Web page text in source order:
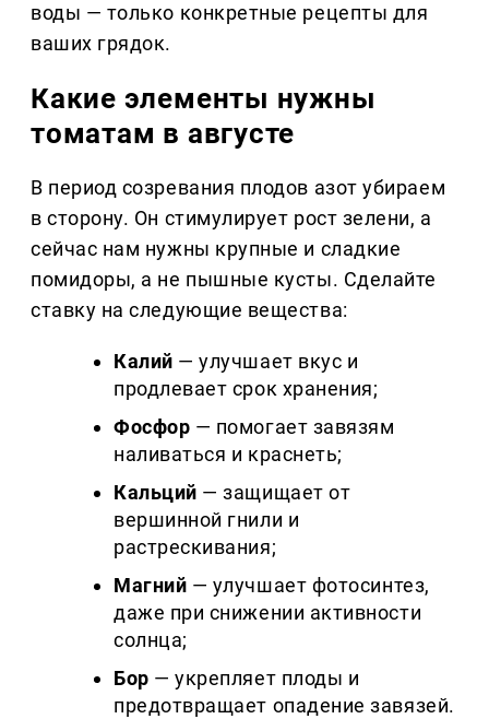
воды — только конкретные рецепты для
ваших грядок.
Какие элементы нужны
томатам в августе
В период созревания плодов азот убираем
в сторону. Он стимулирует рост зелени, а
сейчас нам нужны крупные и сладкие
помидоры, а не пышные кусты. Сделайте
ставку на следующие вещества:
Калий — улучшает вкус и
продлевает срок хранения;
Фосфор — помогает завязям
наливаться и краснеть;
Кальций — защищает от
вершинной гнили и
растрескивания;
Магний — улучшает фотосинтез,
даже при снижении активности
солнца;
Бор — укрепляет плоды и
предотвращает опадение завязей.